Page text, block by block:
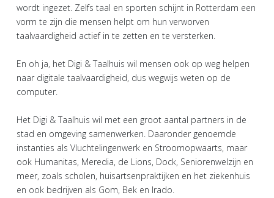
wordt ingezet. Zelfs taal en sporten schijnt in Rotterdam een
vorm te zijn die mensen helpt om hun verworven
taalvaardigheid actief in te zetten en te versterken.
En oh ja, het Digi & Taalhuis wil mensen ook op weg helpen
naar digitale taalvaardigheid, dus wegwijs weten op de
computer.
Het Digi & Taalhuis wil met een groot aantal partners in de
stad en omgeving samenwerken. Daaronder genoemde
instanties als Vluchtelingenwerk en Stroomopwaarts, maar
ook Humanitas, Meredia, de Lions, Dock, Seniorenwelzijn en
meer, zoals scholen, huisartsenpraktijken en het ziekenhuis
en ook bedrijven als Gom, Bek en Irado.